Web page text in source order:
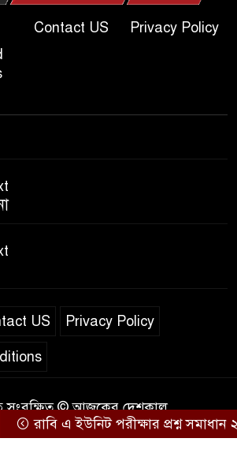
এসএসসি ইংরেজি ২য় পত্র প্রশ্ন
Contact US
Privacy Policy
US Privacy Policy
সংরক্ষিত © আজকের দেশকাল
Developed byBD IT HOST
রাবি এ ইউনিট পরীক্ষার প্রশ্ন